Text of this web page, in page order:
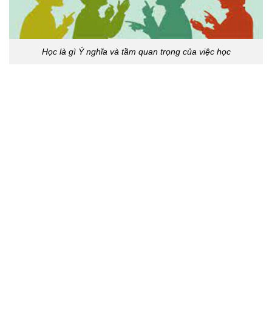
Học là gì Ý nghĩa và tầm quan trọng của việc học